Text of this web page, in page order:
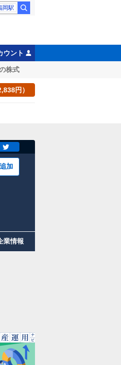
岡駅
ウント
株式
円）
加
業情報